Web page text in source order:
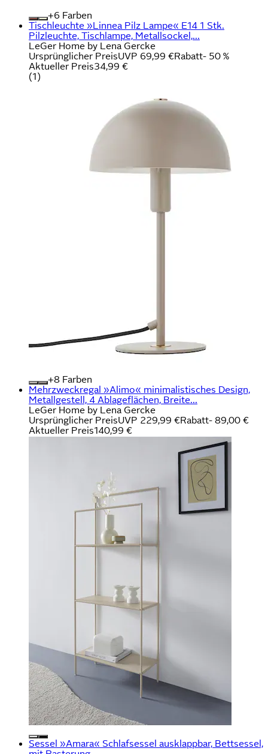
+
Farben
Tischleuchte »Linnea Pilz Lampe« E14 1 Stk.
Pilzleuchte, Tischlampe, Metallsockel,...
LeGer Home by Lena Gercke
Ursprünglicher PreisUVP 69,99 €Rabatt- 50 %
Aktueller Preis34,99 €
(1)
+
Farben
Mehrzweckregal »Alimo« minimalistisches Design,
Metallgestell, 4 Ablageflächen, Breite...
LeGer Home by Lena Gercke
Ursprünglicher PreisUVP 229,99 €Rabatt- 89,00 €
Aktueller Preis140,99 €
Sessel »Amara« Schlafsessel ausklappbar, Bettsessel,